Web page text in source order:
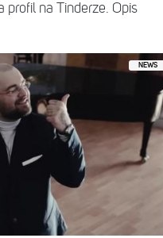
profil na Tinderze. Opis
NEWS